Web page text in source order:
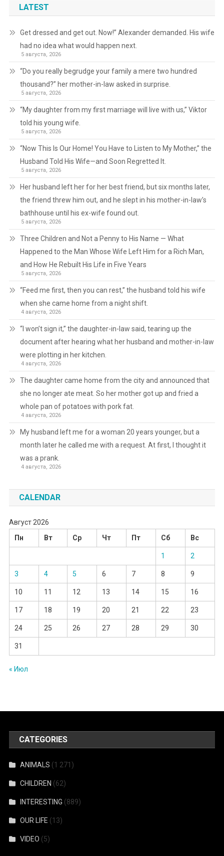
LATEST
Get dressed and get out. Now!” Alexander demanded. His wife
had no idea what would happen next.
5 августа, 2026
“Do you really begrudge your family a mere two hundred
thousand?” her mother-in-law asked in surprise.
5 августа, 2026
“My daughter from my first marriage will live with us,” Viktor
told his young wife.
5 августа, 2026
“Now This Is Our Home! You Have to Listen to My Mother,” the
Husband Told His Wife—and Soon Regretted It.
5 августа, 2026
Her husband left her for her best friend, but six months later,
the friend threw him out, and he slept in his mother-in-law’s
bathhouse until his ex-wife found out.
5 августа, 2026
Three Children and Not a Penny to His Name — What
Happened to the Man Whose Wife Left Him for a Rich Man,
and How He Rebuilt His Life in Five Years
5 августа, 2026
“Feed me first, then you can rest,” the husband told his wife
when she came home from a night shift.
4 августа, 2026
“I won’t sign it,” the daughter-in-law said, tearing up the
document after hearing what her husband and mother-in-law
were plotting in her kitchen.
4 августа, 2026
The daughter came home from the city and announced that
she no longer ate meat. So her mother got up and fried a
whole pan of potatoes with pork fat.
4 августа, 2026
My husband left me for a woman 20 years younger, but a
month later he called me with a request. At first, I thought it
was a prank.
4 августа, 2026
CALENDAR
Август 2026
Пн
Вт Ср Чт Пт Сб Вс
1 2
3 4 5 6 7 8 9
10 11 12 13 14 15 16
17 18 19 20 21 22 23
24 25 26 27 28 29 30
31
« Июл
CATEGORIES
ANIMALS (1 271)
CHILDREN (62)
INTERESTING (889)
OUR LIFE (13)
VIDEO (5)